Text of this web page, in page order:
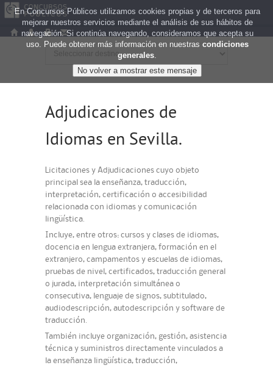
Adjudicaciones de
Idiomas en Sevilla.
Licitaciones y Adjudicaciones cuyo objeto
principal sea la enseñanza, traducción,
interpretación, certificación o accesibilidad
relacionada con idiomas y comunicación
lingüística.
Incluye, entre otros: cursos y clases de idiomas,
docencia en lengua extranjera, formación en el
extranjero, campamentos y escuelas de idiomas,
pruebas de nivel, certificados, traducción general
o jurada, interpretación simultánea o
consecutiva, lenguaje de signos, subtitulado,
audiodescripción, autodescripción y software de
traducción.
También incluye organización, gestión, asistencia
técnica y suministros directamente vinculados a
la enseñanza lingüística, traducción,
En Concursos Públicos utilizamos cookies propias y de terceros para
mejorar nuestros servicios mediante el análisis de sus hábitos de
navegación. Si continúa navegando, consideramos que acepta su
uso. Puede obtener más información en nuestras condiciones
generales.